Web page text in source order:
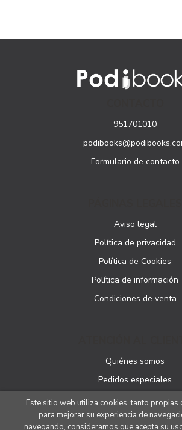
951701010
Formulario de contacto
Aviso legal
Política de privacidad
Política de Cookies
Política de información
Condiciones de venta
Quiénes somos
Pedidos especiales
Este sitio web utiliza cookies, tanto propias
para mejorar su experiencia de
navegando, consideramos que acepta su